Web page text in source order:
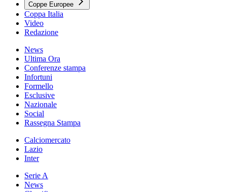
Coppe Europee
Coppa Italia
Video
Redazione
News
Ultima Ora
Conferenze stampa
Infortuni
Formello
Esclusive
Nazionale
Social
Rassegna Stampa
Calciomercato
Lazio
Inter
Serie A
News